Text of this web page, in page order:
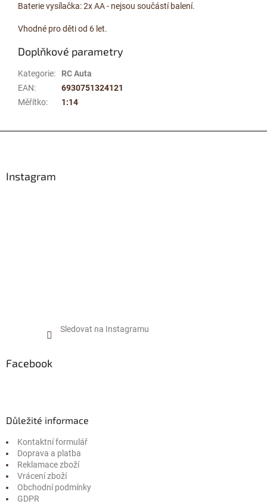
Baterie vysílačka: 2x AA - nejsou součástí balení.
Vhodné pro děti od 6 let.
Doplňkové parametry
Kategorie:
RC Auta
EAN:
6930751324121
Měřítko: 1:14
Instagram
Sledovat na Instagramu
Facebook
Důležité informace
Kontaktní formulář
Doprava a platba
Reklamace zboží
Vrácení zboží
Obchodní podmínky
GDPR